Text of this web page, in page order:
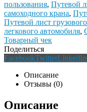
пользования, Путевой
самоходного крана,
Путевой лист
легкового автомобиля,
Товарный чек
Поделиться
FacebookTwitterLinkedIn
Описание
Отзывы (0)
Описание